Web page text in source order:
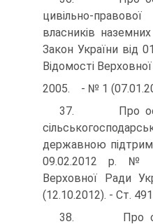
цивільно-
власників
Закон України від
Відомості
2005. - № 1
37. Про
державною
09.02.2012 р. №
Верховної Ради
(12.10.2012). - Ст.
38. Про